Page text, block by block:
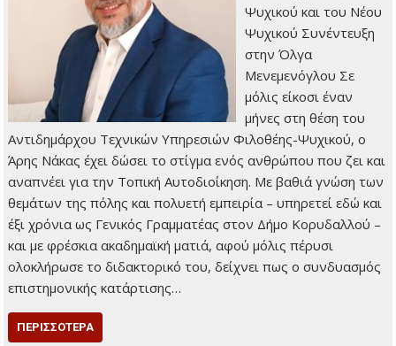
Ψυχικού και του Νέου
Ψυχικού Συνέντευξη
στην Όλγα
Μενεμενόγλου Σε
μόλις είκοσι έναν
μήνες στη θέση του
Αντιδημάρχου Τεχνικών Υπηρεσιών Φιλοθέης-Ψυχικού, ο
Άρης Νάκας έχει δώσει το στίγμα ενός ανθρώπου που ζει και
αναπνέει για την Τοπική Αυτοδιοίκηση. Με βαθιά γνώση των
θεμάτων της πόλης και πολυετή εμπειρία – υπηρετεί εδώ και
έξι χρόνια ως Γενικός Γραμματέας στον Δήμο Κορυδαλλού –
και με φρέσκια ακαδημαϊκή ματιά, αφού μόλις πέρυσι
ολοκλήρωσε το διδακτορικό του, δείχνει πως ο συνδυασμός
επιστημονικής κατάρτισης…
ΠΕΡΙΣΣΌΤΕΡΑ